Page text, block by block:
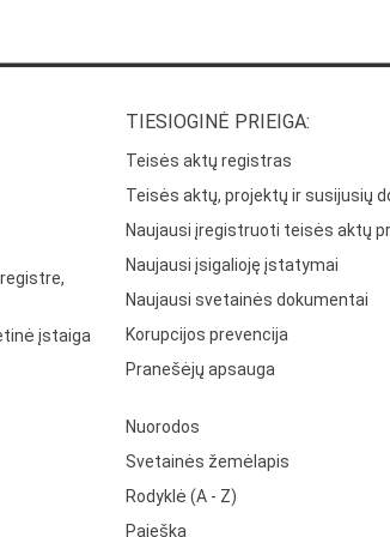
įstaiga
TIESIOGINĖ PRIEIGA:
Teisės aktų registras
Teisės aktų, projektų ir susijusių
Naujausi įregistruoti teisės aktų
Naujausi įsigalioję įstatymai
Naujausi svetainės dokumentai
Korupcijos prevencija
Pranešėjų apsauga
Nuorodos
Svetainės žemėlapis
Rodyklė (A - Z)
Paieška